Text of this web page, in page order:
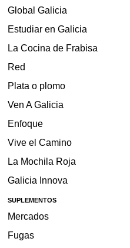
Global Galicia
Estudiar en Galicia
La Cocina de Frabisa
Red
Plata o plomo
Ven A Galicia
Enfoque
Vive el Camino
La Mochila Roja
Galicia Innova
SUPLEMENTOS
Mercados
Fugas